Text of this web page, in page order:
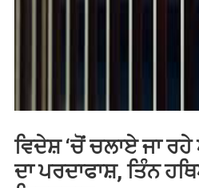
ਵਿਦੇਸ਼ ‘ਚੋਂ ਚਲਾਏ ਜਾ
ਦਾ ਪਰਦਾਫਾਸ਼, ਤਿੰਨ